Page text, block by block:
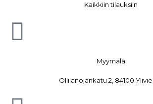
Kaikkiin tilauksiin
Myymälä
Ollilanojankatu 2, 84100